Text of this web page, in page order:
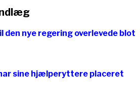
den nye regering overlevede blot
sine hjælperyttere placeret